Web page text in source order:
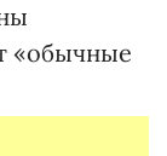
«обычные